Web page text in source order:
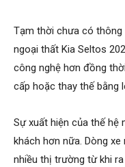
Tạm thời chưa có
ngoại thất Kia Seltos
công nghệ hơn đồng
cấp hoặc thay thế bằng
Sự xuất hiện của thế hệ
khách hơn nữa. Dòng
nhiều thị trường từ khi